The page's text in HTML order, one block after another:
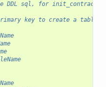
DDL sql, for init_contract
key to create a table